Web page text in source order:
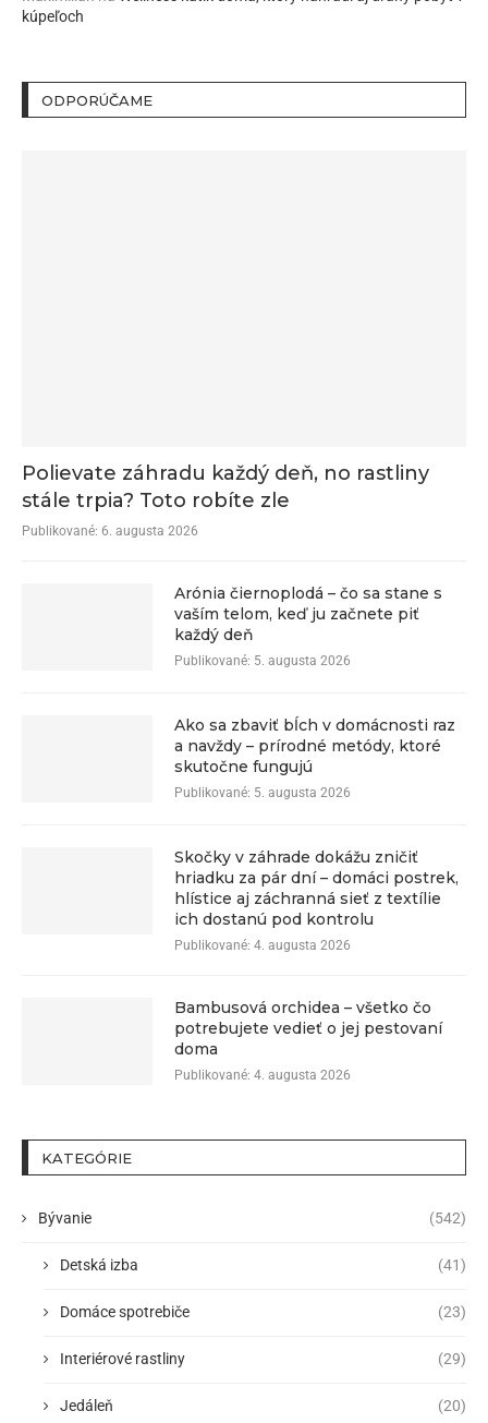
kúpeľoch
ODPORÚČAME
Polievate záhradu každý deň, no rastliny
stále trpia? Toto robíte zle
Publikované: 6. augusta 2026
Arónia čiernoplodá – čo sa stane s
vaším telom, keď ju začnete piť
každý deň
Publikované: 5. augusta 2026
Ako sa zbaviť bĺch v domácnosti raz
a navždy – prírodné metódy, ktoré
skutočne fungujú
Publikované: 5. augusta 2026
Skočky v záhrade dokážu zničiť
hriadku za pár dní – domáci postrek,
hlístice aj záchranná sieť z textílie
ich dostanú pod kontrolu
Publikované: 4. augusta 2026
Bambusová orchidea – všetko čo
potrebujete vedieť o jej pestovaní
doma
Publikované: 4. augusta 2026
KATEGÓRIE
Bývanie (542)
Detská izba (41)
Domáce spotrebiče (23)
Interiérové rastliny (29)
Jedáleň (20)